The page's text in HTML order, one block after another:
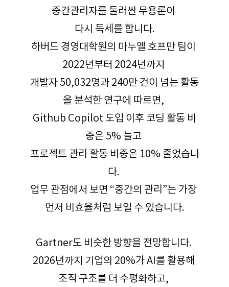
중간관리자를 둘러싼 무용론이
다시 득세를 합니다.
하버드 경영대학원의 마누엘 호프만 팀이
2022년부터 2024년까지
개발자 50,032명과 240만 건이 넘는 활동
을 분석한 연구에 따르면,
Github Copilot 도입 이후 코딩 활동 비
중은 5% 늘고
프로젝트 관리 활동 비중은 10% 줄었습니
다.
업무 관점에서 보면 “중간의 관리”는 가장
먼저 비효율처럼 보일 수 있습니다.
Gartner도 비슷한 방향을 전망합니다.
2026년까지 기업의 20%가 AI를 활용해
조직 구조를 더 수평화하고,